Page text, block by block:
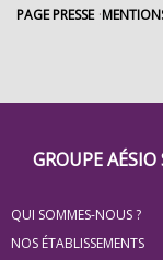
Groupe
Eovi
pour
GROUPE
QUI SOMMES-NOUS ?
NOS ÉTABLISSEMENTS
PAGE PRESSE